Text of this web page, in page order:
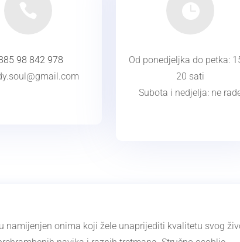
98 842 978
Od ponedjeljka do petka:
20 sati
Subota i nedjelja: ne
namijenjen onima koji žele unaprijediti kvalitetu svog